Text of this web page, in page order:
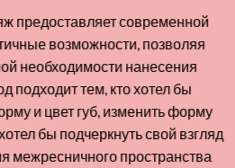
предоставляет современной
возможности, позволяя
необходимости нанесения
подходит тем, кто хотел бы
и цвет губ, изменить форму
бы подчеркнуть свой взгляд
межресничного пространства